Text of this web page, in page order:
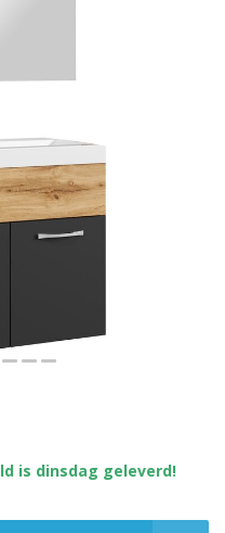
is dinsdag geleverd!